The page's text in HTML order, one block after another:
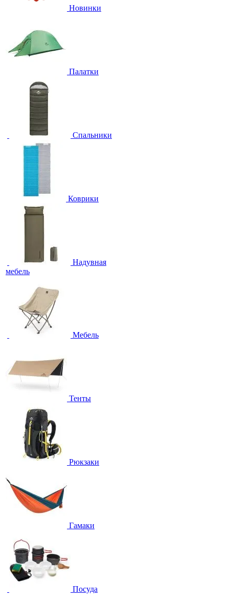
Новинки
Палатки
Спальники
Коврики
Надувная
мебель
Мебель
Тенты
Рюкзаки
Гамаки
Посуда